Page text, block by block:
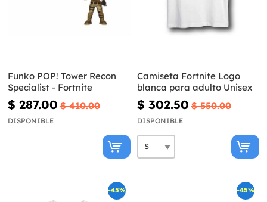
Funko POP! Tower Recon
Specialist - Fortnite
$ 287.00 $ 410.00
DISPONIBLE
Camiseta Fortnite Logo
blanca para adulto Unisex
$ 302.50 $ 550.00
DISPONIBLE
-45% -45%